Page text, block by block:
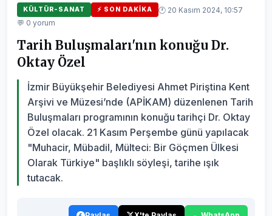
KÜLTÜR-SANAT ⚡ SON DAKIKA
🕐 20 Kasım 2024, 10:57
💬 0 yorum
Tarih Buluşmaları'nın konuğu Dr.
Oktay Özel
İzmir Büyükşehir Belediyesi Ahmet Piriştina Kent
Arşivi ve Müzesi’nde (APİKAM) düzenlenen Tarih
Buluşmaları programının konuğu tarihçi Dr. Oktay
Özel olacak. 21 Kasım Perşembe günü yapılacak
"Muhacir, Mübadil, Mülteci: Bir Göçmen Ülkesi
Olarak Türkiye" başlıklı söyleşi, tarihe ışık
tutacak.